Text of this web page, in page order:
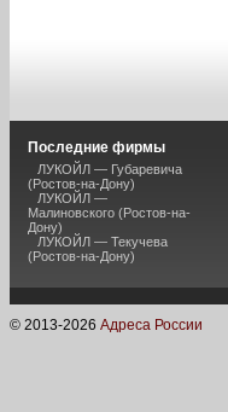
Последние фирмы
ЛУКОЙЛ — Губаревича
(Ростов-на-Дону)
ЛУКОЙЛ —
Малиновского (Ростов-на-
Дону)
ЛУКОЙЛ — Текучева
(Ростов-на-Дону)
© 2013-2026 Адреса России